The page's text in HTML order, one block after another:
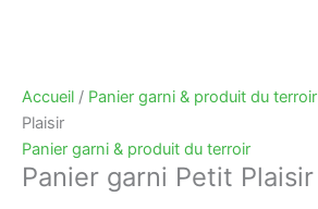
Accueil / Panier garni & produit du terroir
Plaisir
Panier garni & produit du terroir
Panier garni Petit Plaisir